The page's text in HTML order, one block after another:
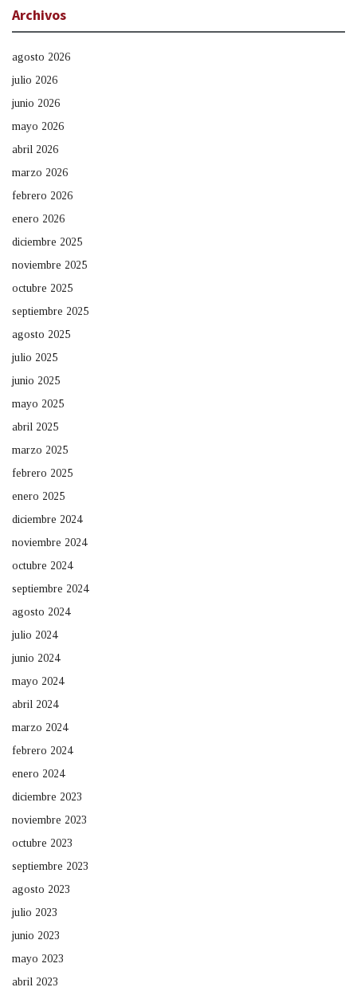
Archivos
agosto 2026
julio 2026
junio 2026
mayo 2026
abril 2026
marzo 2026
febrero 2026
enero 2026
diciembre 2025
noviembre 2025
octubre 2025
septiembre 2025
agosto 2025
julio 2025
junio 2025
mayo 2025
abril 2025
marzo 2025
febrero 2025
enero 2025
diciembre 2024
noviembre 2024
octubre 2024
septiembre 2024
agosto 2024
julio 2024
junio 2024
mayo 2024
abril 2024
marzo 2024
febrero 2024
enero 2024
diciembre 2023
noviembre 2023
octubre 2023
septiembre 2023
agosto 2023
julio 2023
junio 2023
mayo 2023
abril 2023